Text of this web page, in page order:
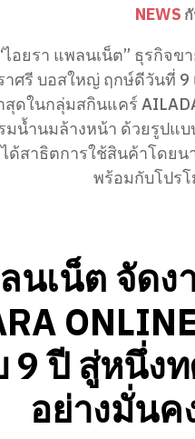
NEWS
อยรา แพลนเน็ต” ธุรกิจข
ศรี บอสใหญ่ ฤกษ์ดีวันที่ 9
ดในกลุ่มสกินแคร์
มน้ำนมล้างหน้า ด้วยรูปแ
ด้สาธิตการใช้สินค้าโดยน
พร้อมกับโปร
นเน็ต จัดง
9 ปี สู่หนึ่ง
อย่างมั่นค